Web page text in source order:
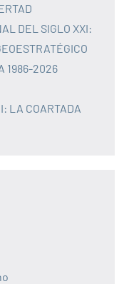
DEL SIGLO XXI:
1986-2026
LA COARTADA